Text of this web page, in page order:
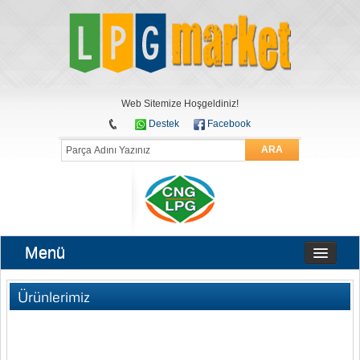
Web Sitemize Hoşgeldiniz!
Destek
Facebook
ARA
Menü
Ürünlerimiz